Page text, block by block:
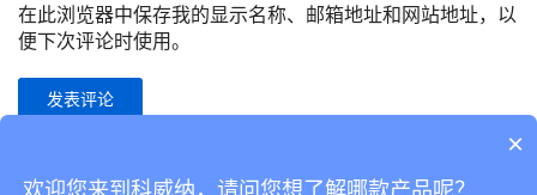
在此浏览器中保存我的显示名称、邮箱地址和网站地址，以
便下次评论时使用。
×
欢迎您来到科威纳，请问您想了解哪款产品呢？